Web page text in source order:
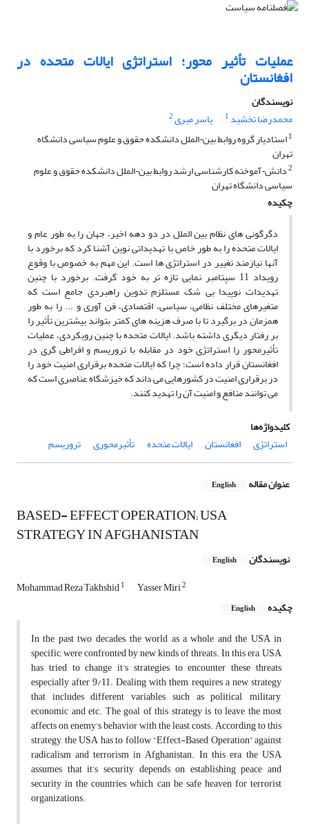
عملیات تأثیر محور؛ استراتژی ایالات متحده در
افغانستان
نویسندگان
محمدرضا تخشید 1 یاسر میری2
1استادیار گروه روابط بین¬الملل دانشکده حقوق و علوم سیاسی دانشگاه
تهران
2دانش¬آموخته کارشناسی ارشد روابط بین¬الملل دانشکده حقوق و علوم
سیاسی دانشگاه تهران
چکیده
دگرگونی های نظام بین الملل در دو دهه اخیر، جهان را به طور عام و
ایالات متحده را به طور خاص با تهدیداتی نوین آشنا کرد که برخورد با
آنها نیازمند تغییر در استراتژی ها است. این مهم به خصوص با وقوع
رویداد 11 سپتامبر نمایی تازه تر به خود گرفت. برخورد با چنین
تهدیدات نوپیدا بی شک مستلزم تدوین راهبردی جامع است که
متغیرهای مختلف نظامی، سیاسی، اقتصادی، فن آوری و ... را به طور
همزمان در برگیرد تا با صرف هزینه های کمتر بتواند بیشترین تأثیر را
بر رفتار دیگری داشته باشد. ایالات متحده با چنین رویکردی، عملیات
تأثیرمحور را استراتژی خود در مقابله با تروریسم و افراطی گری در
افغانستان قرار داده است؛ چرا که ایالات متحده برقراری امنیت خود را
در برقراری امنیت در کشورهایی می داند که خیزشگاه عناصری است که
می توانند منافع و امنیت آن را تهدید کنند.
کلیدواژه‌ها
استراتژی
افغانستان ایالات متحده تأثیرمحوری تروریسم
عنوان مقاله English
BASED- EFFECT OPERATION; USA
STRATEGY IN AFGHANISTAN
نویسندگان English
Mohammad Reza Takhshid1 Yasser Miri2
چکیده English
In the past two decades, the world as a whole and the USA in
specific, were confronted by new kinds of threats. In this era, USA
has tried to change it’s strategies to encounter these threats
especially after 9/11. Dealing with them, requires a new strategy
that includes different variables such as political, military,
economic and etc. The goal of this strategy is to leave the most
affects on enemy's behavior with the least costs. According to this
strategy, the USA has to follow “Effect-Based Operation” against
radicalism and terrorism in Afghanistan. In this era, the USA
assumes that it’s security depends on establishing peace and
security in the countries which can be safe heaven for terrorist
organizations.